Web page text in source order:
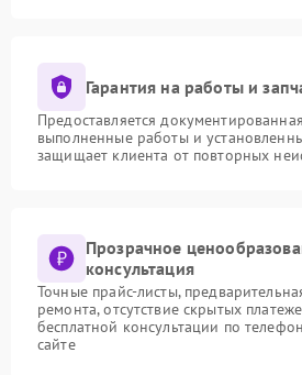
Гарантия на работы и
Предоставляется
выполненные работы и
защищает клиента от повторных
Прозрачное
консультация
Точные прайс-листы,
ремонта, отсутствие скрытых
бесплатной консультации по
сайте